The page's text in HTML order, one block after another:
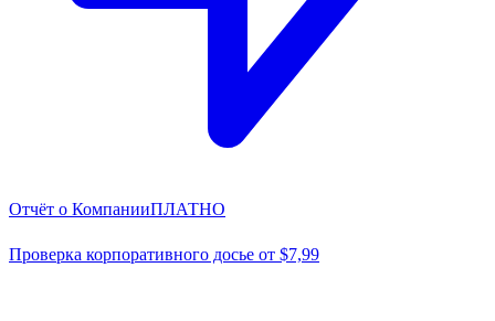
Отчёт о КомпанииПЛАТНО
Проверка корпоративного досье от $7,99